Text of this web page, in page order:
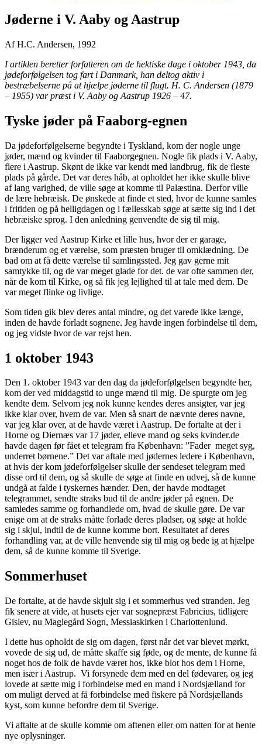
Jøderne i V. Aaby og Aastrup
Af H.C. Andersen, 1992
I artiklen beretter forfatteren om de hektiske dage i oktober 1943, da
jødeforfølgelsen tog fart i Danmark, han deltog aktiv i
bestræbelserne på at hjælpe jøderne til flugt. H. C. Andersen (1879
– 1955) var præst i V. Aaby og Aastrup 1926 – 47.
Tyske jøder på Faaborg-egnen
Da jødeforfølgelserne begyndte i Tyskland, kom der nogle unge
jøder, mænd og kvinder til Faaborgegnen. Nogle fik plads i V. Aaby,
flere i Aastrup. Skønt de ikke var kendt med landbrug, fik de fleste
plads på gårde. Det var deres håb, at opholdet her ikke skulle blive
af lang varighed, de ville søge at komme til Palæstina. Derfor ville
de lære hebræisk. De ønskede at finde et sted, hvor de kunne samles
i fritiden og på helligdagen og i fællesskab søge at sætte sig ind i det
hebræiske sprog. I den anledning genvendte de sig til mig.
Der ligger ved Aastrup Kirke et lille hus, hvor der er garage,
brænderum og et værelse, som præsten bruger til omklædning. De
bad om at få dette værelse til samlingssted. Jeg gav gerne mit
samtykke til, og de var meget glade for det. de var ofte sammen der,
når de kom til Kirke, og så fik jeg lejlighed til at tale med dem. De
var meget flinke og livlige.
Som tiden gik blev deres antal mindre, og det varede ikke længe,
inden de havde forladt sognene. Jeg havde ingen forbindelse til dem,
og jeg vidste hvor de var rejst hen.
1 oktober 1943
Den 1. oktober 1943 var den dag da jødeforfølgelsen begyndte her,
kom der ved middagstid to unge mænd til mig. De spurgte om jeg
kendte dem. Selvom jeg nok kunne kendes deres ansigter, var jeg
ikke klar over, hvem de var. Men så snart de nævnte deres navne,
var jeg klar over, at de havde været i Aastrup. De fortalte at der i
Horne og Diernæs var 17 jøder, elleve mand og seks kvinder.de
havde dagen før fået et telegram fra København: ”Fader meget syg,
underret børnene.” Det var aftale med jødernes ledere i København,
at hvis der kom jødeforfølgelser skulle der sendeset telegram med
disse ord til dem, og så skulle de søge at finde en udvej, så de kunne
undgå at falde i tyskernes hænder. Den, der havde modtaget
telegrammet, sendte straks bud til de andre jøder på egnen. De
samledes samme og forhandlede om, hvad de skulle gøre. De var
enige om at de straks måtte forlade deres pladser, og søge at holde
sig i skjul, indtil de de kunne komme bort. Resultatet af deres
forhandling var, at de ville henvende sig til mig og bede ig at hjælpe
dem, så de kunne komme til Sverige.
Sommerhuset
De fortalte, at de havde skjult sig i et sommerhus ved stranden. Jeg
fik senere at vide, at husets ejer var sognepræst Fabricius, tidligere
Gislev, nu Maglegård Sogn, Messiaskirken i Charlottenlund.
I dette hus opholdt de sig om dagen, først når det var blevet mørkt,
vovede de sig ud, de måtte skaffe sig føde, og de mente, de kunne få
noget hos de folk de havde været hos, ikke blot hos dem i Horne,
men især i Aastrup. Vi forsynede dem med en del fødevarer, og jeg
lovede at sætte mig i forbindelse med en mand i Nordsjælland for
om muligt derved at få forbindelse med fiskere på Nordsjællands
kyst, som kunne befordre dem til Sverige.
Vi aftalte at de skulle komme om aftenen eller om natten for at hente
nye oplysninger.